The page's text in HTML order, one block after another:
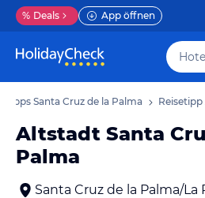
% Deals App öffnen
Santa Cruz de la Palma
Altstadt Santa
Palma
Santa Cruz de la Palma/La